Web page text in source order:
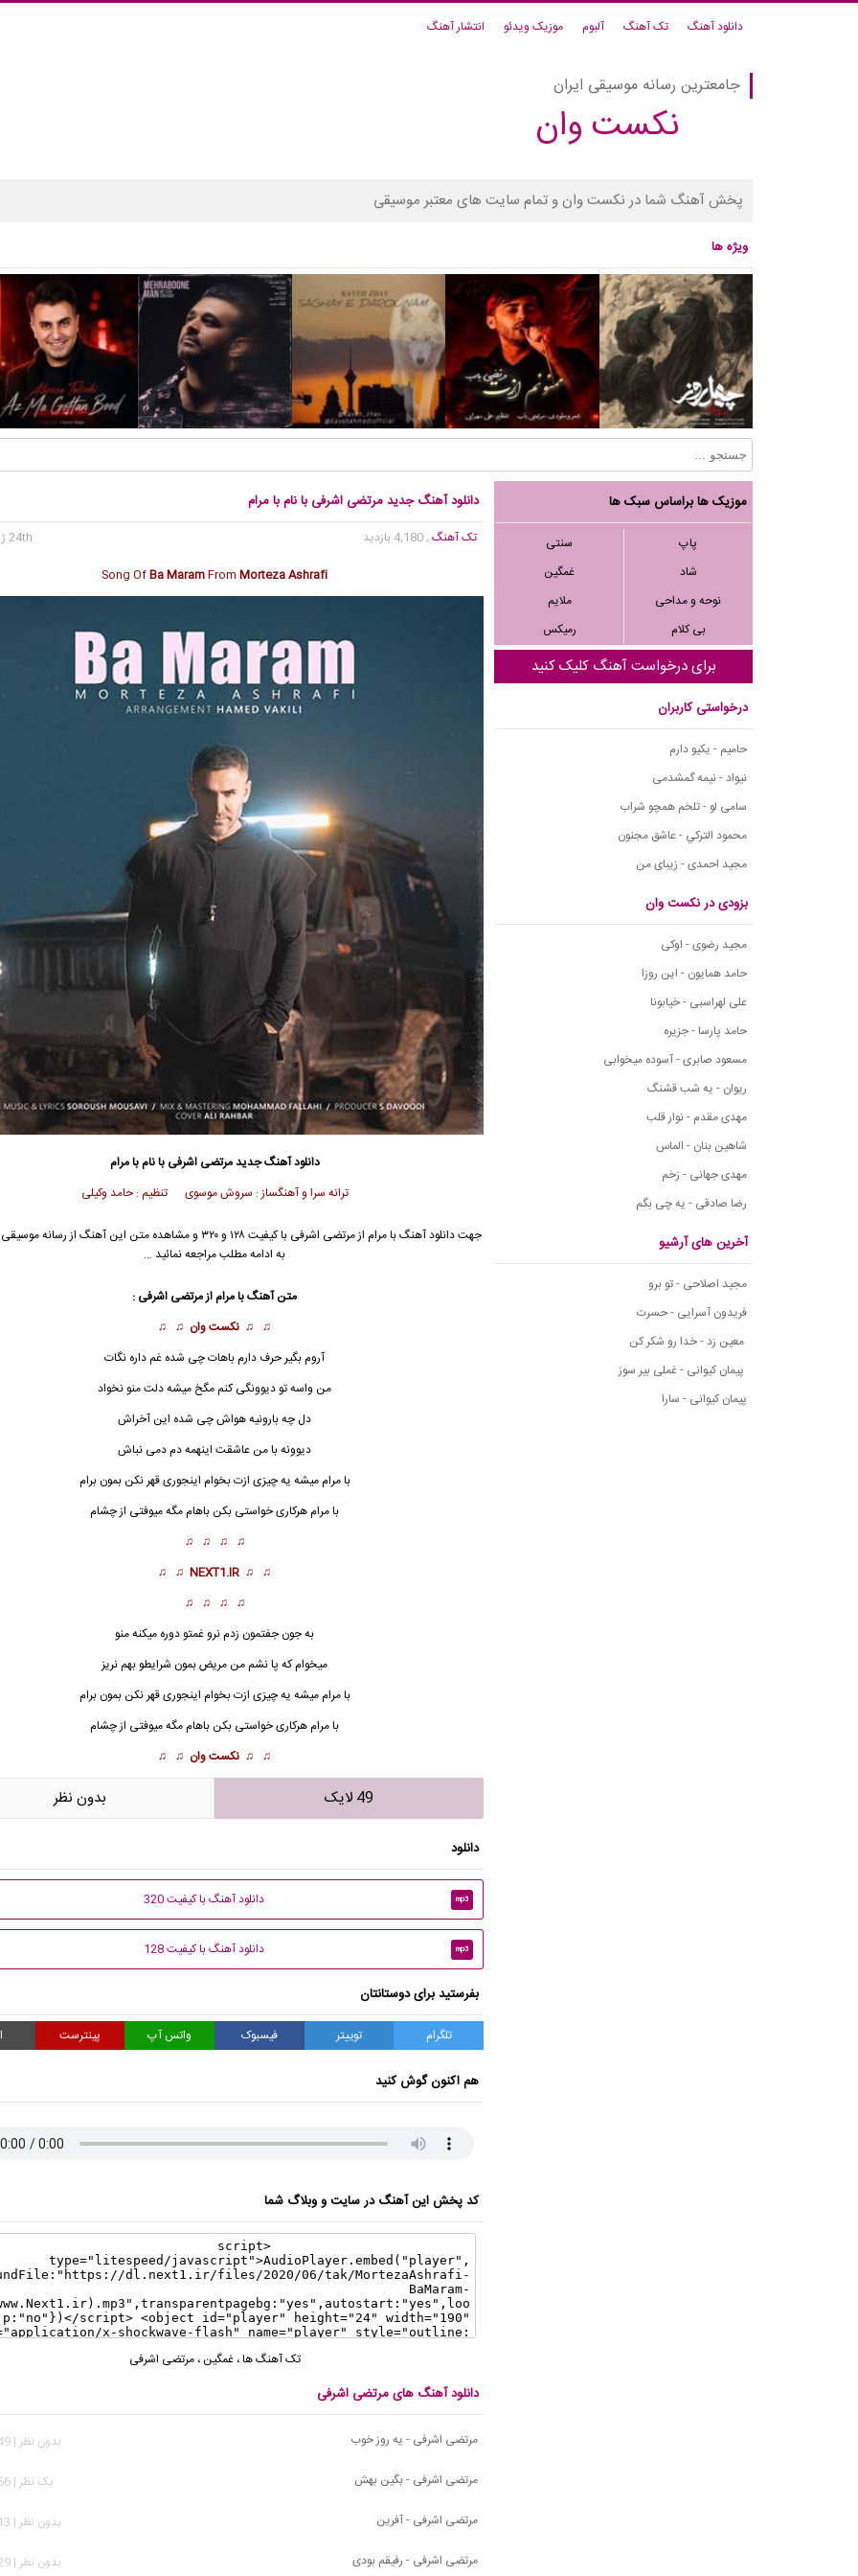
دانلود آهنگ تک آهنگ آلبوم موزیک ویدئو انتشار آهنگ
جامعترین رسانه موسیقی ایران
نکست وان
پخش آهنگ شما در نکست وان و تمام سایت های معتبر موسیقی
ویژه ها
موزیک ها براساس سبک ها
پاپ
سنتی
شاد
غمگین
نوحه و مداحی
ملایم
بی کلام
رمیکس
برای درخواست آهنگ کلیک کنید
درخواستی کاربران
حامیم - یکیو دارم
نیواد - نیمه گمشدمی
سامی لو - تلخم همچو شراب
محمود التركي - عاشق مجنون
مجید احمدی - زیبای من
بزودی در نکست وان
مجید رضوی - اوکی
حامد همایون - این روزا
علی لهراسبی - خیابونا
حامد پارسا - جزیره
مسعود صابری - آسوده میخوابی
ریوان - یه شب قشنگ
مهدی مقدم - نوار قلب
شاهین بنان - الماس
مهدی جهانی - زخم
رضا صادقی - یه چی بگم
آخرین های آرشیو
مجید اصلاحی - تو برو
فریدون آسرایی - حسرت
معین زد - خدا رو شکر کن
پیمان کیوانی - غملی بیر سوز
پیمان کیوانی - سارا
دانلود آهنگ جدید مرتضی اشرفی با نام با مرام
تک آهنگ, 4,180 بازدید
24th ژوئن 2020
Song OfBa MaramFromMorteza Ashrafi
دانلود آهنگ جدیدمرتضی اشرفی با نام با مرام
ترانه سرا و آهنگساز : سروش موسوی تنظیم : حامد وکیلی
جهت دانلود آهنگ با مرام ازمرتضی اشرفی
با کیفیت ۱۲۸ و ۳۲۰ و مشاهده متن این آهنگ از رسانه
به ادامه مطلب مراجعه نمائید …
متن آهنگ با مرام ازمرتضی اشرفی :
♫ ♫ نکست وان ♫ ♫
آروم بگیر حرف دارم باهات چی شده غم داره نگات
من واسه تو دیوونگی کنم مگخ میشه دلت منو نخواد
دل چه بارونیه هواش چی شده این آخراش
دیوونه با من عاشقت اینهمه دم دمی نباش
با مرام میشه یه چیزی ازت بخوام اینجوری قهر نکن بمون برام
با مرامهرکاری خواستی بکن باهام مگه میوفتی از چشام
♫ ♫ ♫ ♫
♫ ♫
NEXT1.IR
♫ ♫
♫ ♫ ♫ ♫
به جون جفتمون زدم نرو غمتو دوره میکنه منو
میخوام که پا نشم من مریض بمون شرایطو بهم نریز
با مرام میشه یه چیزی ازت بخوام اینجوری قهر نکن بمون برام
با مرامهرکاری خواستی بکن باهام مگه میوفتی از چشام
♫ ♫ نکست وان ♫ ♫
49 لایک بدون نظر
دانلود
mp3 دانلود آهنگ با کیفیت 320
mp3 دانلود آهنگ با کیفیت 128
بفرستید برای دوستانتان
تلگرام توییتر فیسبوک واتس آپ پینترست
هم اکنون گوش کنید
کد پخش این آهنگ در سایت و وبلاگ شما
تک آهنگ ها،غمگین ،مرتضی اشرفی
دانلود آهنگ های مرتضی اشرفی
مرتضی اشرفی - یه روز خوب
بدون نظر | 2,649 بازدید
مرتضی اشرفی - بگین بهش
يک نظر | 5,266 بازدید
مرتضی اشرفی - آفرین
بدون نظر | 1,913 بازدید
مرتضی اشرفی - رفیقم بودی
بدون نظر | 3,629 بازدید